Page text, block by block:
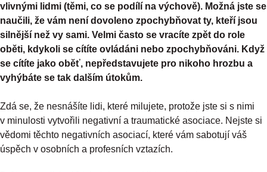
vlivnými lidmi (těmi, co se podílí na výchově). Možná jste se
naučili, že vám není dovoleno zpochybňovat ty, kteří jsou
silnější než vy sami. Velmi často se vracíte zpět do role
oběti, kdykoli se cítíte ovládáni nebo zpochybňováni. Když
se cítíte jako oběť, nepředstavujete pro nikoho hrozbu a
vyhýbáte se tak dalším útokům.
Zdá se, že nesnášíte lidi, které milujete, protože jste si s nimi
v minulosti vytvořili negativní a traumatické asociace. Nejste si
vědomi těchto negativních asociací, které vám sabotují váš
úspěch v osobních a profesních vztazích.